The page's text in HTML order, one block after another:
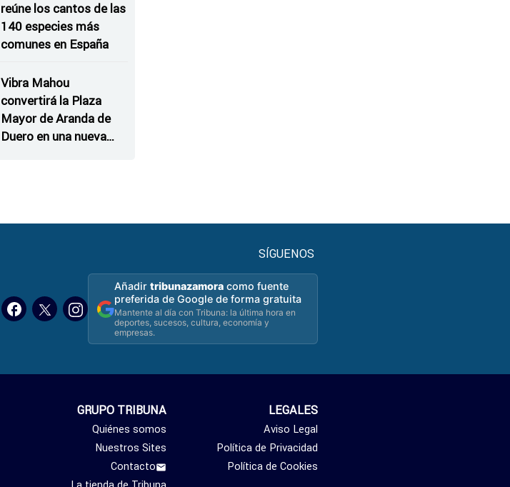
reúne los cantos de las
140 especies más
comunes en España
Vibra Mahou
convertirá la Plaza
Mayor de Aranda de
Duero en una nueva
SÍGUENOS
Añadirtribunazamora como fuente
preferida de Google de forma gratuita
Mantente al día con Tribuna: la última hora en
deportes, sucesos, cultura, economía y
empresas.
GRUPO TRIBUNA
Quiénes somos
Nuestros Sites
Contacto
LEGALES
Aviso Legal
Política de Privacidad
Política de Cookies